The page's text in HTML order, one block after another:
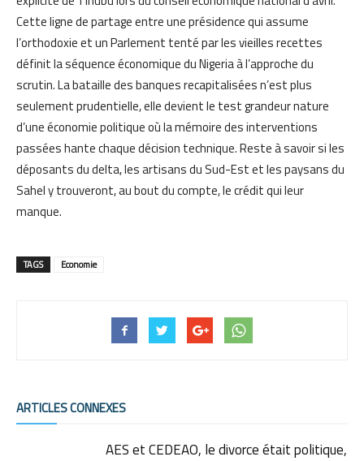
Cette ligne de partage entre une présidence qui assume
l’orthodoxie et un Parlement tenté par les vieilles recettes
définit la séquence économique du Nigeria à l’approche du
scrutin. La bataille des banques recapitalisées n’est plus
seulement prudentielle, elle devient le test grandeur nature
d’une économie politique où la mémoire des interventions
passées hante chaque décision technique. Reste à savoir si les
déposants du delta, les artisans du Sud-Est et les paysans du
Sahel y trouveront, au bout du compte, le crédit qui leur
manque.
TAGS Economie
ARTICLES CONNEXES
AES et CEDEAO, le divorce était politique,